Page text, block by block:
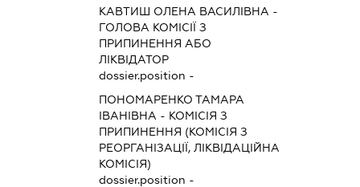
КАВТИШ ОЛЕНА ВАСИЛІВНА -
ГОЛОВА КОМІСІЇ З
ПРИПИНЕННЯ АБО
ЛІКВІДАТОР
dossier.position -
ПОНОМАРЕНКО ТАМАРА
ІВАНІВНА - КОМІСІЯ З
ПРИПИНЕННЯ (КОМІСІЯ З
РЕОРГАНІЗАЦІЇ, ЛІКВІДАЦІЙНА
КОМІСІЯ)
dossier.position -